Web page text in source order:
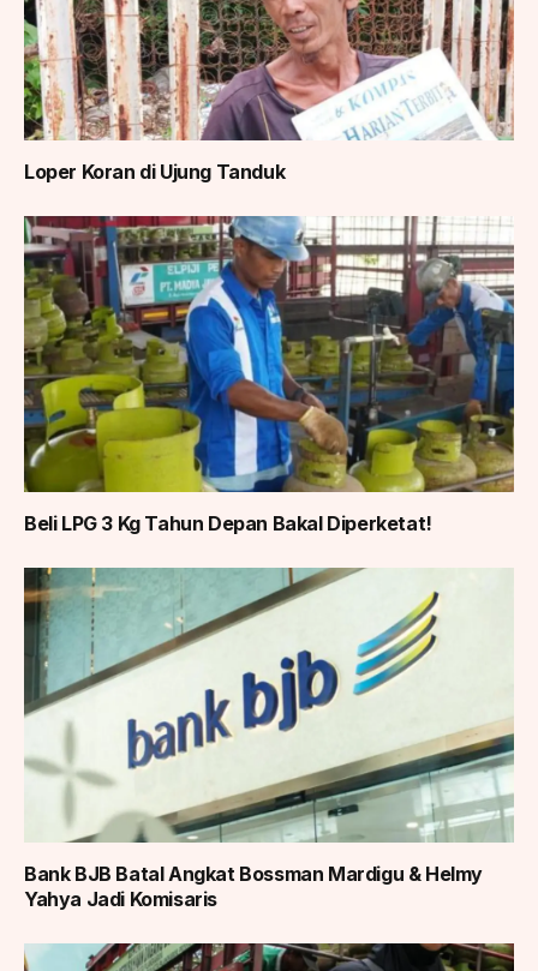
Loper Koran di Ujung Tanduk
Beli LPG 3 Kg Tahun Depan Bakal Diperketat!
Bank BJB Batal Angkat Bossman Mardigu & Helmy
Yahya Jadi Komisaris